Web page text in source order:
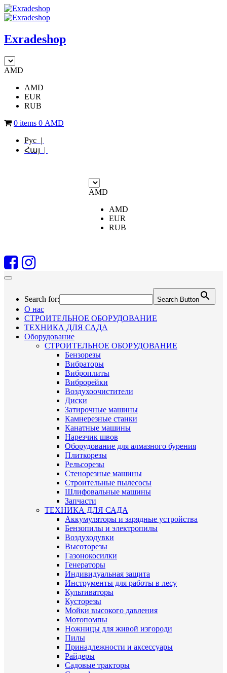
Exradeshop
AMD
AMD
EUR
RUB
0 items 0 AMD
Рус |
Հայ |
AMD
AMD
EUR
RUB
Search for: Search Button
О нас
СТРОИТЕЛЬНОЕ ОБОРУДОВАНИЕ
ТЕХНИКА ДЛЯ САДА
Оборудование
СТРОИТЕЛЬНОЕ ОБОРУДОВАНИЕ
Бензорезы
Вибраторы
Виброплиты
Виброрейки
Воздухоочистители
Диски
Затирочные машины
Камнерезные станки
Канатные машины
Нарезчик швов
Оборудование для алмазного бурения
Плиткорезы
Рельсорезы
Стенорезные машины
Строительные пылесосы
Шлифовальные машины
Запчасти
ТЕХНИКА ДЛЯ САДА
Аккумуляторы и зарядные устройства
Бензопилы и электропилы
Воздуходувки
Высоторезы
Газонокосилки
Генераторы
Индивидуальная защита
Инструменты для работы в лесу
Культиваторы
Кусторезы
Мойки высокого давления
Мотопомпы
Ножницы для живой изгороди
Пилы
Принадлежности и аксессуары
Райдеры
Садовые тракторы